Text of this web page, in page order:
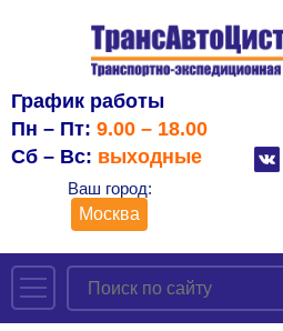
График работы
Пн – Пт: 9.00 – 18.00
Сб – Вс: выходные
Ваш город:
Москва